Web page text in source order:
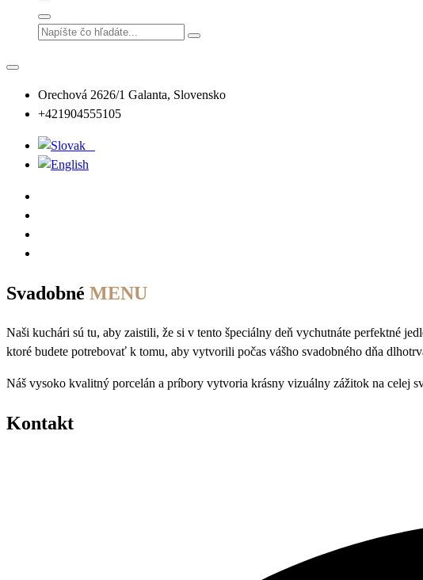
Orechová 2626/1 Galanta, Slovensko
+421904555105
Svadobné MENU
Naši kuchári sú tu, aby zaistili, že si v tento špeciálny deň vychutnáte perfektné
ktoré budete potrebovať k tomu, aby vytvorili počas vášho svadobného dňa
Náš vysoko kvalitný porcelán a príbory vytvoria krásny vizuálny zážitok na celej
Kontakt